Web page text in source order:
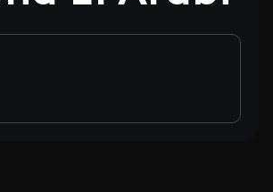
de Lina El Arabi' sur Facebook
vidéo de Lina El Arabi' sur X
'Interview vidéo de Lina El Arabi' sur LinkedIn